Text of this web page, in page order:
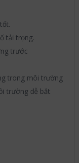
tải trọng.
trước
trong môi trường
trường dễ bắt